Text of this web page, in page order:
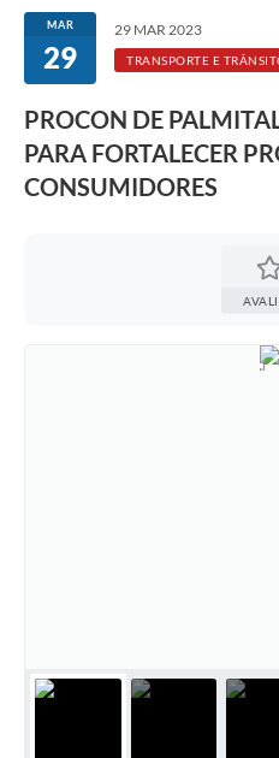
Departamentos
Câmara Municipal
MAR
29
29 MAR 2023
TRANSPORTE E
PROCON DE
PARA FORTALECER
CONSUMIDORES